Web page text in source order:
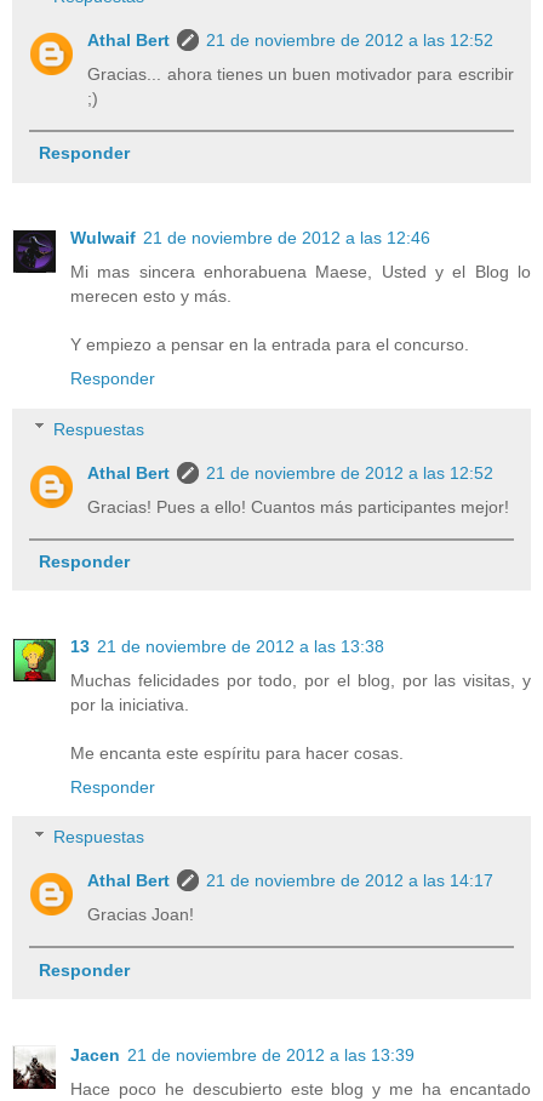
Athal Bert
21 de noviembre de 2012 a las 12:52
Gracias... ahora tienes un buen motivador para escribir
;)
Responder
Wulwaif 21 de noviembre de 2012 a las 12:46
Mi mas sincera enhorabuena Maese, Usted y el Blog lo
merecen esto y más.
Y empiezo a pensar en la entrada para el concurso.
Responder
Respuestas
Athal Bert
21 de noviembre de 2012 a las 12:52
Gracias! Pues a ello! Cuantos más participantes mejor!
Responder
13 21 de noviembre de 2012 a las 13:38
Muchas felicidades por todo, por el blog, por las visitas, y
por la iniciativa.
Me encanta este espíritu para hacer cosas.
Responder
Respuestas
Athal Bert
21 de noviembre de 2012 a las 14:17
Gracias Joan!
Responder
Jacen 21 de noviembre de 2012 a las 13:39
Hace poco he descubierto este blog y me ha encantado